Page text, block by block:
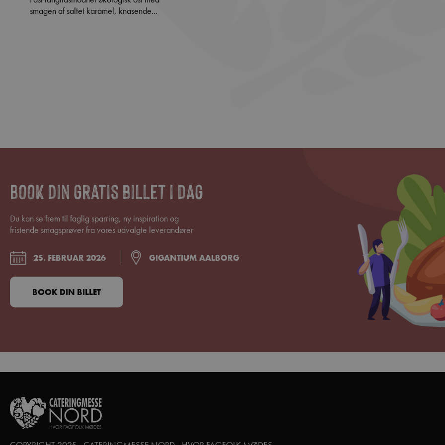
smagen af saltet karamel, knasende...
Book din gratis billet i dag
Du kan se frem til faglig sparring, ny inspiration og
fristende smagsprøver fra vores udvalgte leverandører
25. FEBRUAR 2026 GIGANTIUM AALBORG
BOOK DIN BILLET